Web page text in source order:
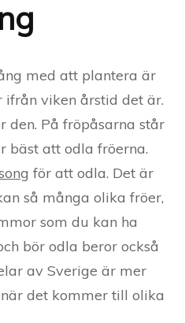
med att plantera är
viken årstid det är.
den. På fröpåsarna står
bäst att odla fröerna.
för att odla. Det är
så många olika fröer,
som du kan ha
bör odla beror också
av Sverige är mer
det kommer till olika